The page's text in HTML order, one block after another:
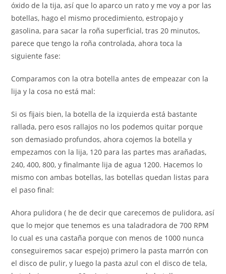
óxido de la tija, así que lo aparco un rato y me voy a por las
botellas, hago el mismo procedimiento, estropajo y
gasolina, para sacar la roña superficial, tras 20 minutos,
parece que tengo la roña controlada, ahora toca la
siguiente fase:
Comparamos con la otra botella antes de empeazar con la
lija y la cosa no está mal:
Si os fijais bien, la botella de la izquierda está bastante
rallada, pero esos rallajos no los podemos quitar porque
son demasiado profundos, ahora cojemos la botella y
empezamos con la lija, 120 para las partes mas arañadas,
240, 400, 800, y finalmante lija de agua 1200. Hacemos lo
mismo con ambas botellas, las botellas quedan listas para
el paso final:
Ahora pulidora ( he de decir que carecemos de pulidora, así
que lo mejor que tenemos es una taladradora de 700 RPM
lo cual es una castaña porque con menos de 1000 nunca
conseguiremos sacar espejo) primero la pasta marrón con
el disco de pulir, y luego la pasta azul con el disco de tela,